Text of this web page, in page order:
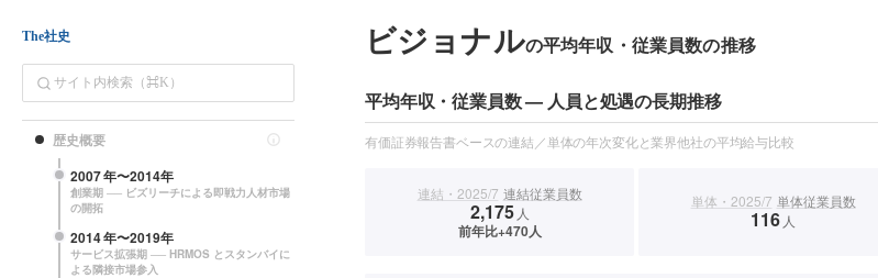
The社史
歴史概要
2007年〜2014年
創業期 ── ビズリーチによる即戦力人材市場
の開拓
2014年〜2019年
サービス拡張期 ── HRMOS とスタンバイに
よる隣接市場参入
ビジョナルの平均年収・従業員数の推移
平均年収・従業員数 — 人員と処遇の長期推移
有価証券報告書ベースの連結／単体の年次変化と業界他社の平均給与比較
連結・2025/7 連結従業員数
2,175 人
前年比+470人
単体・2025/7 単体従業員数
116 人